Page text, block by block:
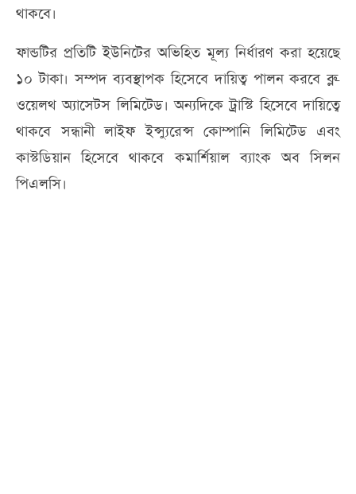
থাকবে।
ফান্ডটির প্রতিটি ইউনিটের অভিহিত মূল্য নির্ধারণ করা হয়েছে
১০ টাকা। সম্পদ ব্যবস্থাপক হিসেবে দায়িত্ব পালন করবে ব্লু-
ওয়েলথ অ্যাসেটস লিমিটেড। অন্যদিকে ট্রাস্টি হিসেবে দায়িত্বে
থাকবে সন্ধানী লাইফ ইন্স্যুরেন্স কোম্পানি লিমিটেড এবং
কাস্টডিয়ান হিসেবে থাকবে কমার্শিয়াল ব্যাংক অব সিলন
পিএলসি।